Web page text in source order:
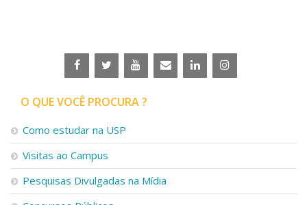
O QUE VOCÊ PROCURA ?
Como estudar na USP
Visitas ao Campus
Pesquisas Divulgadas na Mídia